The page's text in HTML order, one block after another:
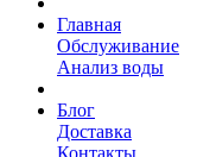
Главная
Обслуживание
Анализ воды
Блог
Доставка
Контакты